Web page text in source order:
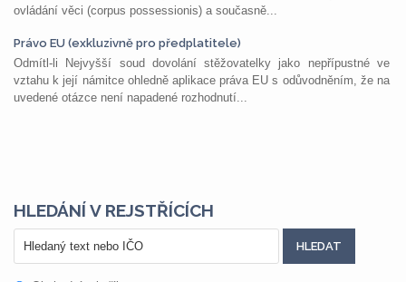
ovládání věci (corpus possessionis) a současně...
Právo EU (exkluzivně pro předplatitele)
Odmítl-li Nejvyšší soud dovolání stěžovatelky jako nepřípustné ve
vztahu k její námitce ohledně aplikace práva EU s odůvodněním, že na
uvedené otázce není napadené rozhodnutí...
HLEDÁNÍ V REJSTŘÍCÍCH